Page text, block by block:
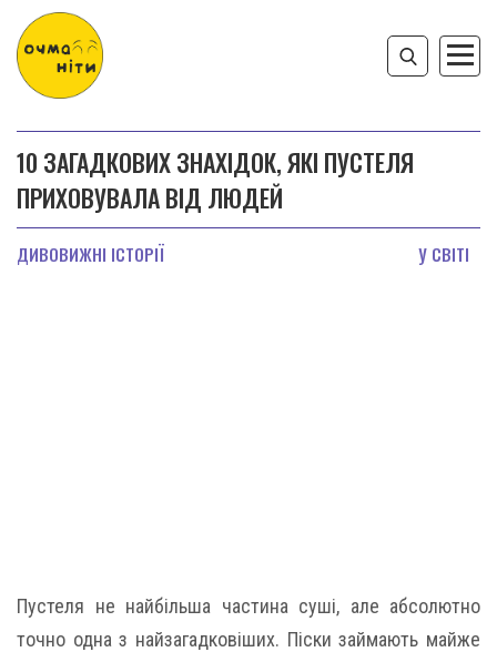
10 ЗАГАДКОВИХ ЗНАХІДОК, ЯКІ ПУСТЕЛЯ
ПРИХОВУВАЛА ВІД ЛЮДЕЙ
ДИВОВИЖНІ ІСТОРІЇ У СВІТІ
Пустеля не найбільша частина суші, але абсолютно
точно одна з найзагадковіших. Піски займають майже